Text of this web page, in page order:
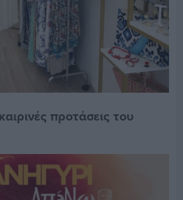
προτάσεις του